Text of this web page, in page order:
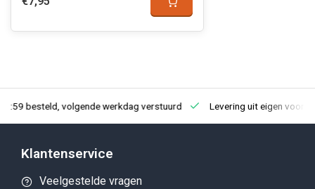
besteld, volgende werkdag verstuurd Levering uit eigen
Klantenservice
Veelgestelde vragen